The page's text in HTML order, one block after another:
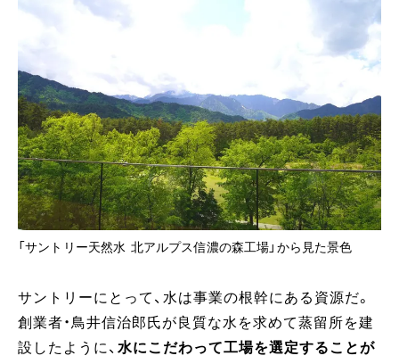
「サントリー天然水 北アルプス信濃の森工場」から見た景色
サントリーにとって、水は事業の根幹にある資源だ。
創業者・鳥井信治郎氏が良質な水を求めて蒸留所を建
設したように、 水にこだわって工場を選定することが